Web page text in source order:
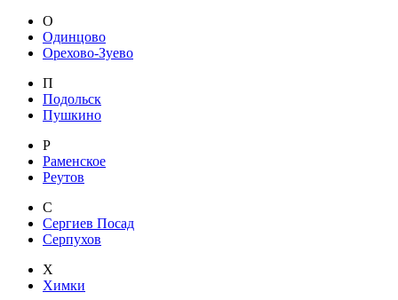
О
Одинцово
Орехово-Зуево
П
Подольск
Пушкино
Р
Раменское
Реутов
С
Сергиев Посад
Серпухов
Х
Химки